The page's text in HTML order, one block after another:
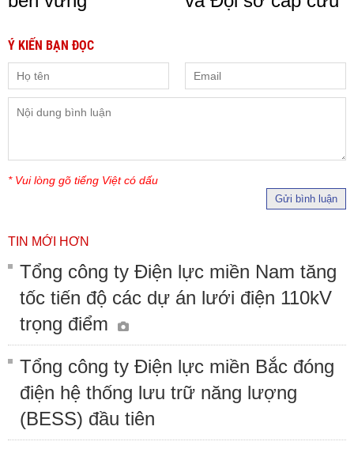
Ý KIẾN BẠN ĐỌC
* Vui lòng gõ tiếng Việt có dấu
Gửi bình luận
TIN MỚI HƠN
Tổng công ty Điện lực miền Nam tăng
tốc tiến độ các dự án lưới điện 110kV
trọng điểm
Tổng công ty Điện lực miền Bắc đóng
điện hệ thống lưu trữ năng lượng
(BESS) đầu tiên